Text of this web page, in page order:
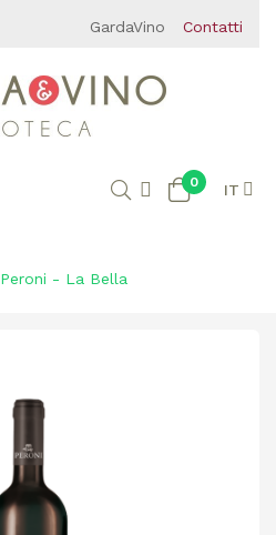
GardaVino Contatti
0 IT
Peroni - La Bella